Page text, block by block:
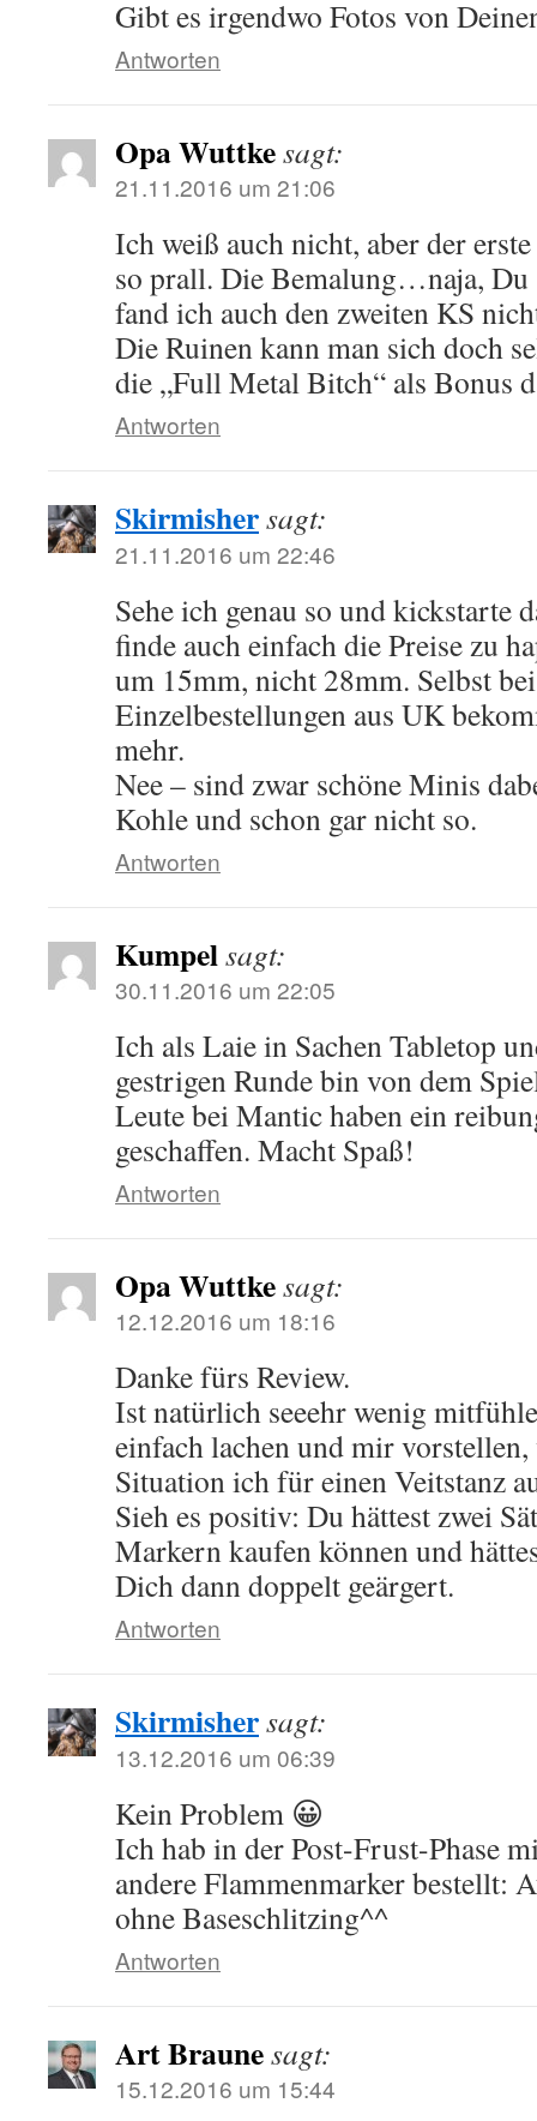
Gibt es irgendwo Fotos von
Antworten
Opa Wuttkesagt:
21.11.2016 um 21:06
Ich weiß auch nicht, aber der
so prall. Die Bemalung…naja, Du
fand ich auch den zweiten KS
Die Ruinen kann man sich doch
die „Full Metal Bitch“ als Bonus
Antworten
Skirmishersagt:
21.11.2016 um 22:46
Sehe ich genau so und kickstarte
finde auch einfach die Preise zu
um 15mm, nicht 28mm. Selbst
Einzelbestellungen aus UK
mehr.
Nee – sind zwar schöne Minis
Kohle und schon gar nicht so.
Antworten
Kumpelsagt:
30.11.2016 um 22:05
Ich als Laie in Sachen Tabletop
gestrigen Runde bin von dem
Leute bei Mantic haben ein
geschaffen. Macht Spaß!
Antworten
Opa Wuttkesagt:
12.12.2016 um 18:16
Danke fürs Review.
Ist natürlich seeehr wenig
einfach lachen und mir vorstellen,
Situation ich für einen Veitstanz
Sieh es positiv: Du hättest zwei
Markern kaufen können und
Dich dann doppelt geärgert.
Antworten
Skirmishersagt:
13.12.2016 um 06:39
Kein Problem 😀
Ich hab in der Post-Frust-Phase
andere Flammenmarker bestellt:
ohne Baseschlitzing^^
Antworten
Art Braunesagt:
15.12.2016 um 15:44